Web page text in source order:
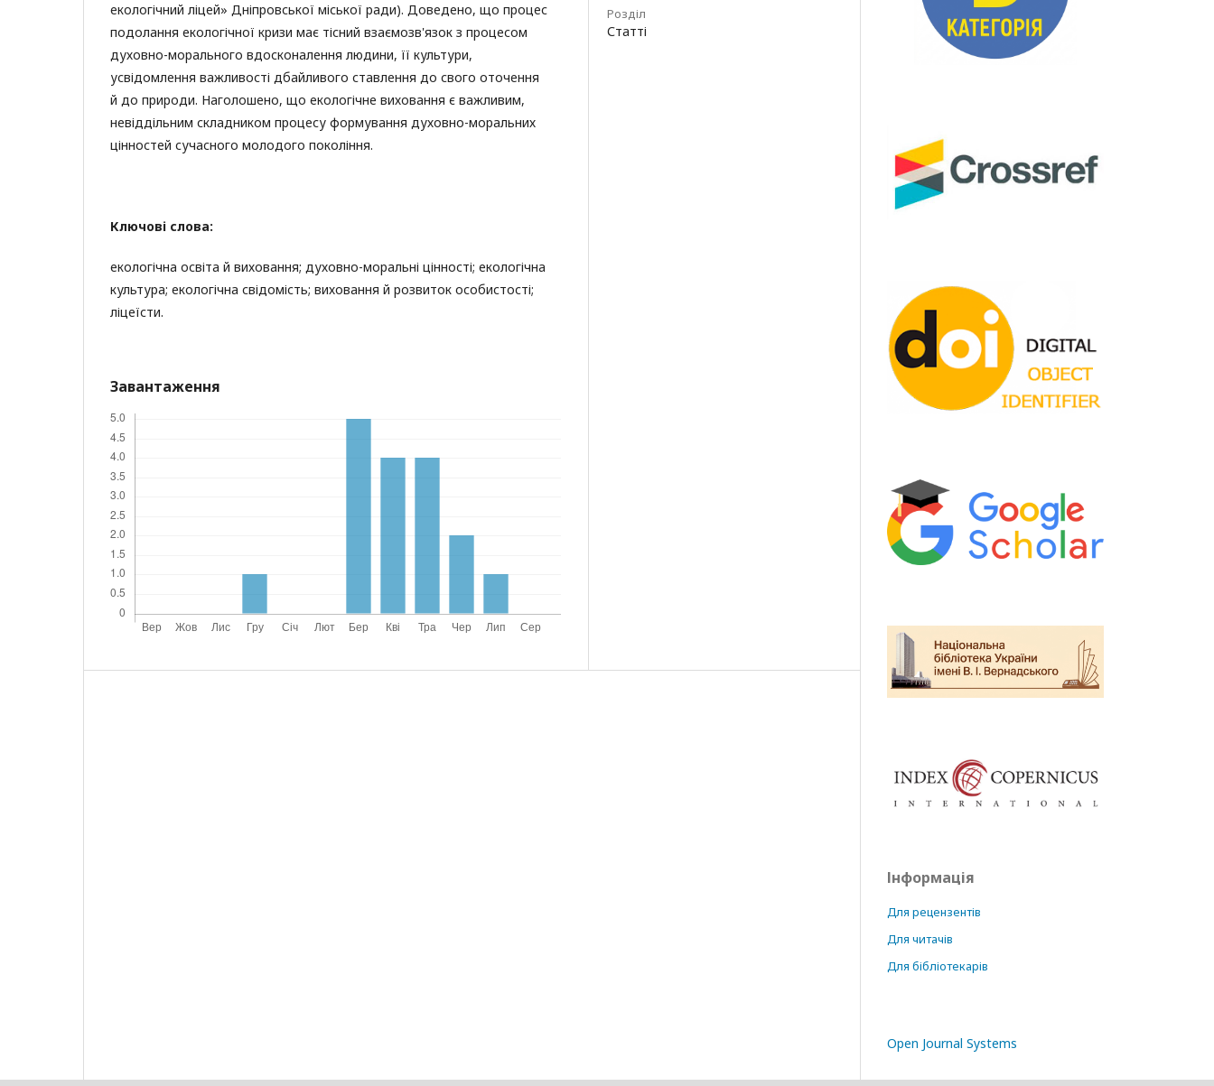
екологічний ліцей» Дніпровської міської ради). Доведено, що процес
подолання екологічної кризи має тісний взаємозв'язок з процесом
духовно-морального вдосконалення людини, її культури,
усвідомлення важливості дбайливого ставлення до свого оточення
й до природи. Наголошено, що екологічне виховання є важливим,
невіддільним складником процесу формування духовно-моральних
цінностей сучасного молодого покоління.
Ключові слова:
екологічна освіта й виховання; духовно-моральні цінності; екологічна
культура; екологічна свідомість; виховання й розвиток особистості;
ліцеїсти.
Завантаження
Розділ
Статті
Інформація
Для рецензентів
Для читачів
Для бібліотекарів
Open Journal Systems